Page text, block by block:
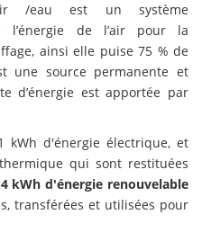
/eau est un système
l’énergie de l’air pour la
ainsi elle puise 75 % de
une source permanente et
d’énergie est apportée par
kWh d'énergie électrique, et
qui sont restituées
kWh d'énergie renouvelable
transférées et utilisées pour